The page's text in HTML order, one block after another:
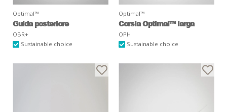
Optimal™
Guida posteriore
OBR+
Sustainable choice
Optimal™
Corsia Optimal™ larga
OPH
Sustainable choice